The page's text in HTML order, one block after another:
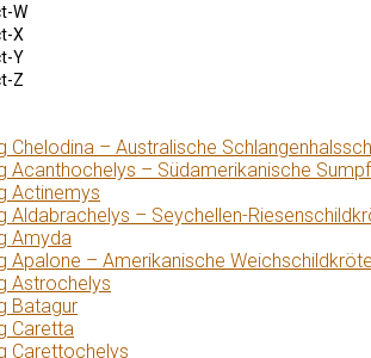
W
X
Y
Z
Chelodina – Australische
Acanthochelys – Südamerikanische
Actinemys
Aldabrachelys – Seychellen-
Amyda
Apalone – Amerikanische
Astrochelys
Batagur
Caretta
Carettochelys